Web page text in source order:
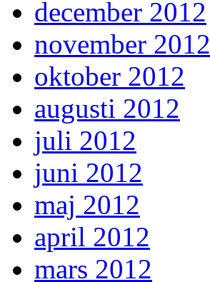
december 2012
november 2012
oktober 2012
augusti 2012
juli 2012
juni 2012
maj 2012
april 2012
mars 2012